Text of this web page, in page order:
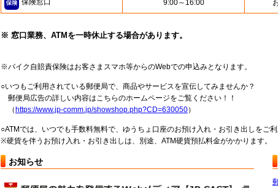
保険窓口 9:00～16:00
※ 窓口業務、ATMを一時休止する場合があります。
※バイク自賠責保険はお客さまスマホ等からのWebでの申込みとなります。
○いつもご利用されている郵便局で、商品やサービスを宣伝してみませんか？
郵便局広告の詳しい内容はこちらのホームページをご覧ください！！
（ https://www.jp-comm.jp/showshop.php?CD=630050）
○ATMでは、いつでも手数料無料で、ゆうちょ口座のお預け入れ・お引き出しをご利
※硬貨を伴うお預け入れ・お引き出しは、別途、ATM硬貨預払料金がかかります。
お知らせ